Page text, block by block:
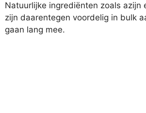
Natuurlijke ingrediënten zoals azijn
zijn daarentegen voordelig in bulk
gaan lang mee.